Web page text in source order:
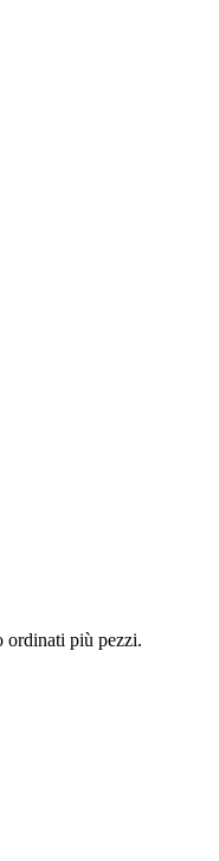
ordinati più pezzi.